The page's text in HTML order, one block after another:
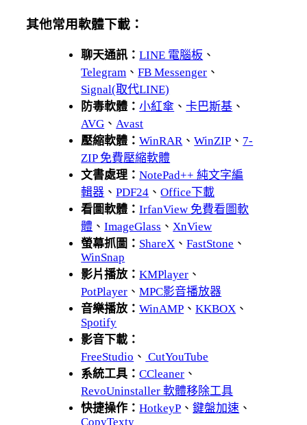
其他常用軟體下載：
聊天通訊：LINE 電腦板 、
Telegram 、FB Messenger 、
Signal(取代LINE)
防毒軟體：小紅傘 、卡巴斯基 、
AVG 、 Avast
壓縮軟體：WinRAR 、WinZIP 、 7-
ZIP 免費壓縮軟體
文書處理：NotePad++ 純文字編
輯器 、PDF24 、Office下載
看圖軟體：IrfanView 免費看圖軟
體 、ImageGlass 、 XnView
螢幕抓圖： ShareX 、FastStone 、
WinSnap
影片播放：KMPlayer 、
PotPlayer 、MPC影音播放器
音樂播放：WinAMP 、KKBOX 、
Spotify
影音下載：
FreeStudio 、 CutYouTube
系統工具：CCleaner 、
RevoUninstaller 軟體移除工具
快捷操作：HotkeyP 、鍵盤加速 、
CopyTexty